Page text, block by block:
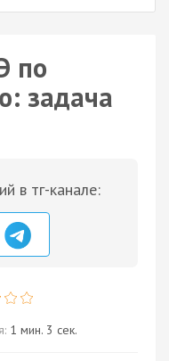
по
задача
в тг-канале:
1 мин. 3 сек.